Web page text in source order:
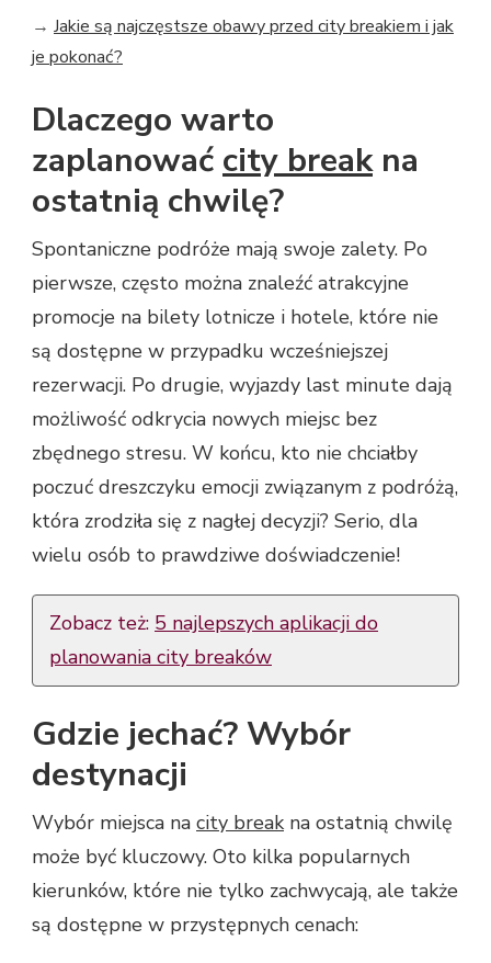
→ Jakie są najczęstsze obawy przed city breakiem i jak
je pokonać?
Dlaczego warto
zaplanować city breakna
ostatnią chwilę?
Spontaniczne podróże mają swoje zalety. Po
pierwsze, często można znaleźć atrakcyjne
promocje na bilety lotnicze i hotele, które nie
są dostępne w przypadku wcześniejszej
rezerwacji. Po drugie, wyjazdy last minute dają
możliwość odkrycia nowych miejsc bez
zbędnego stresu. W końcu, kto nie chciałby
poczuć dreszczyku emocji związanym z podróżą,
która zrodziła się z nagłej decyzji? Serio, dla
wielu osób to prawdziwe doświadczenie!
Zobacz też: 5 najlepszych aplikacji do
planowania city breaków
Gdzie jechać? Wybór
destynacji
Wybór miejsca na city break na ostatnią chwilę
może być kluczowy. Oto kilka popularnych
kierunków, które nie tylko zachwycają, ale także
są dostępne w przystępnych cenach: